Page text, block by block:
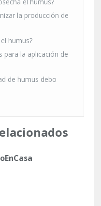
la producción de
humus?
para la aplicación de
de humus debo